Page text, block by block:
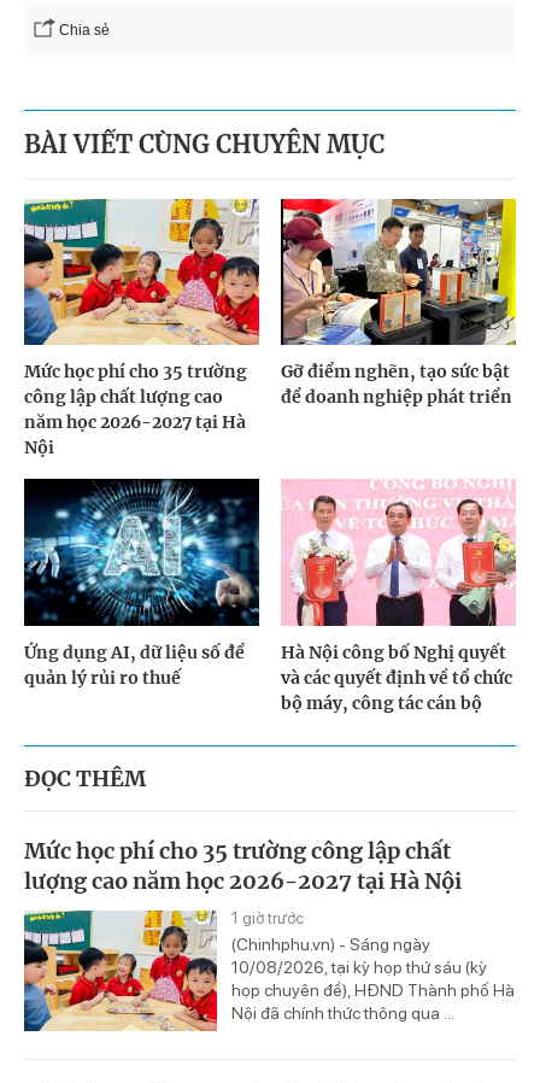
Chia sẻ
BÀI VIẾT CÙNG CHUYÊN MỤC
Mức học phí cho 35 trường
công lập chất lượng cao
năm học 2026-2027 tại Hà
Nội
Gỡ điểm nghẽn, tạo sức bật
để doanh nghiệp phát triển
Ứng dụng AI, dữ liệu số để
quản lý rủi ro thuế
Hà Nội công bố Nghị quyết
và các quyết định về tổ chức
bộ máy, công tác cán bộ
ĐỌC THÊM
Mức học phí cho 35 trường công lập chất
lượng cao năm học 2026-2027 tại Hà Nội
1 giờ trước
(Chinhphu.vn) - Sáng ngày
10/08/2026, tại kỳ họp thứ sáu (kỳ
họp chuyên đề), HĐND Thành phố Hà
Nội đã chính thức thông qua ...